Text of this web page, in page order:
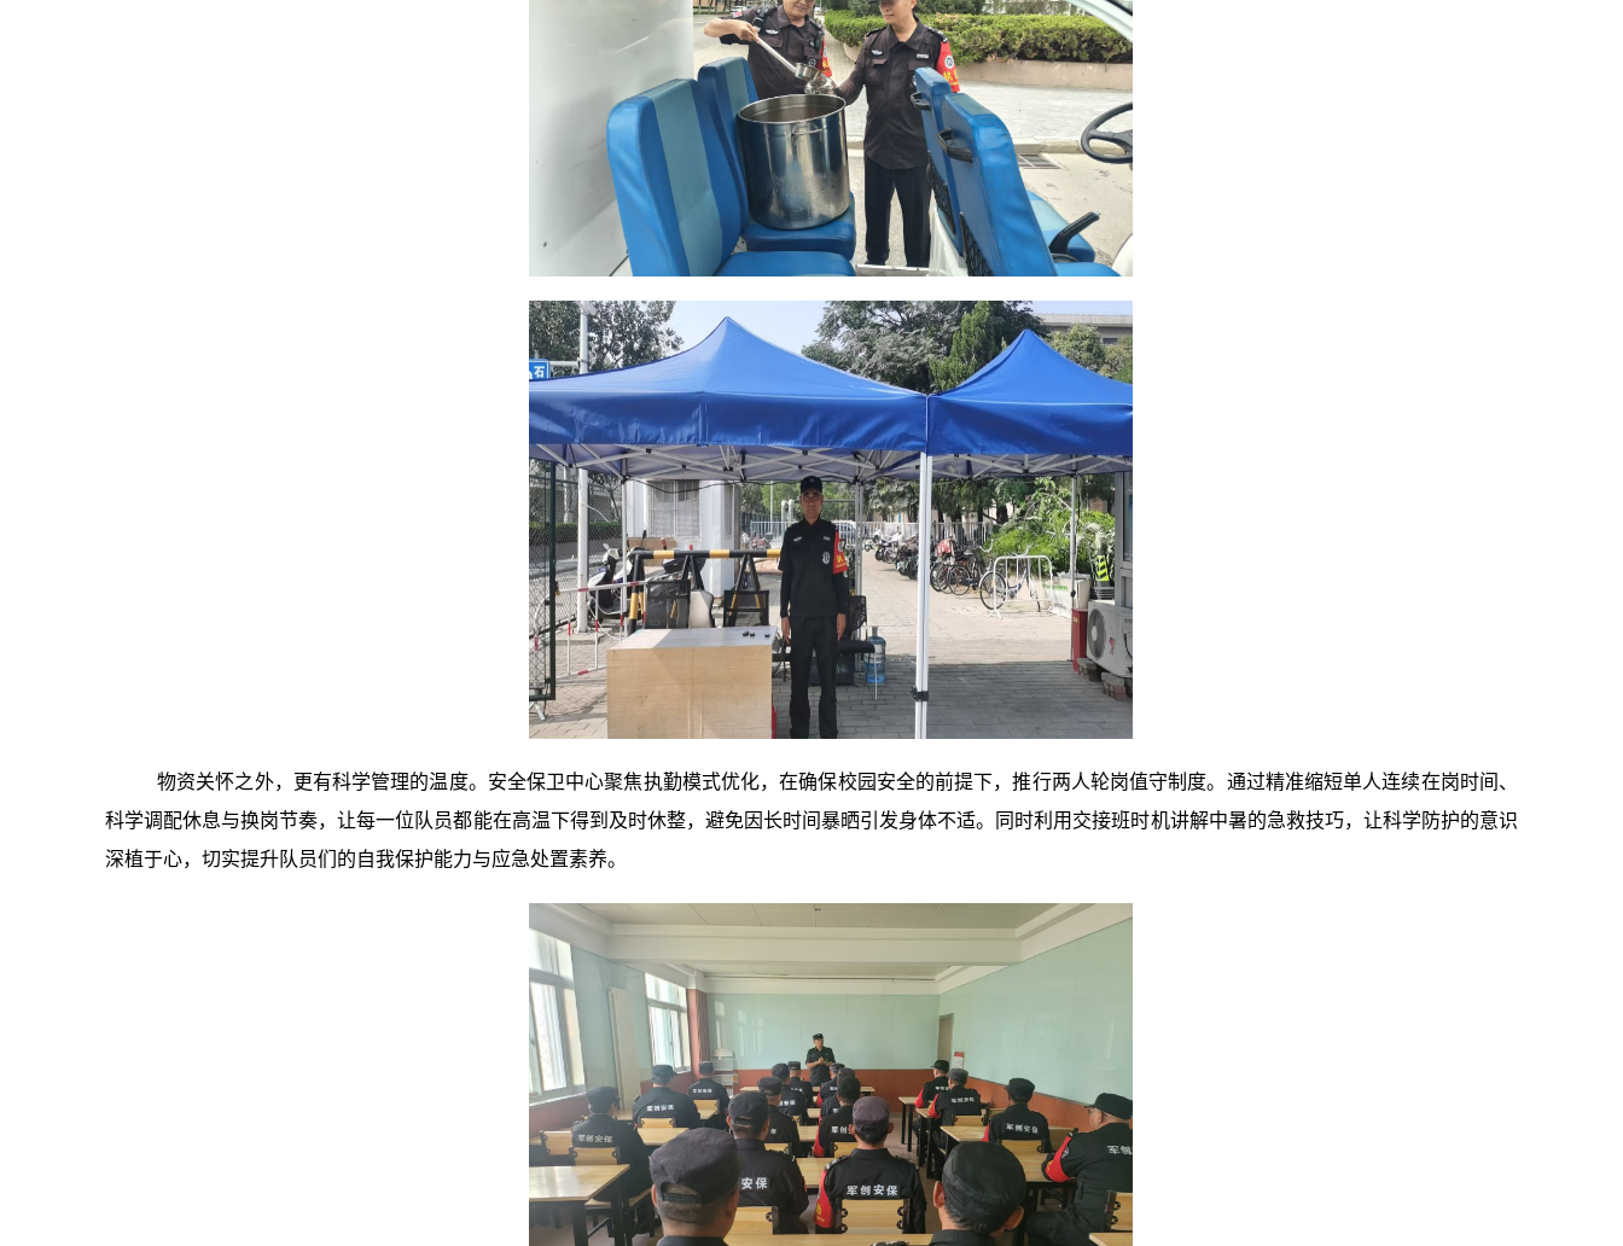
物资关怀之外，更有科学管理的温度。安全保卫中心聚焦执勤模式优化，在确保校园安全的前提下，推行两人轮岗值守制度。通过精准缩短单人连续在岗时间、
科学调配休息与换岗节奏，让每一位队员都能在高温下得到及时休整，避免因长时间暴晒引发身体不适。
同时利用交接班时机讲解中暑的急救技巧，让科学防护的意识
深植于心，切实提升队员们的自我保护能力与应急处置素养。